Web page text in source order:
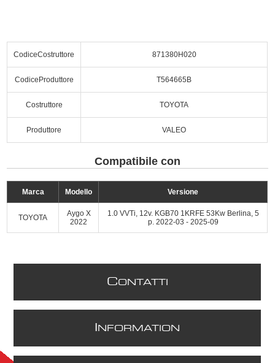
CodiceCostruttore 871380H020
CodiceProduttore T564665B
Costruttore TOYOTA
Produttore VALEO
Compatibile con
Marca Modello Versione
TOYOTA
Aygo X
2022
1.0 VVTi, 12v. KGB70 1KRFE 53Kw Berlina, 5
p. 2022-03 - 2025-09
CONTATTI
NFORMATION